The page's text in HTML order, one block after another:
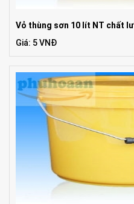
Vỏ thùng sơn 10 lít NT chất
Giá: 5 VNĐ